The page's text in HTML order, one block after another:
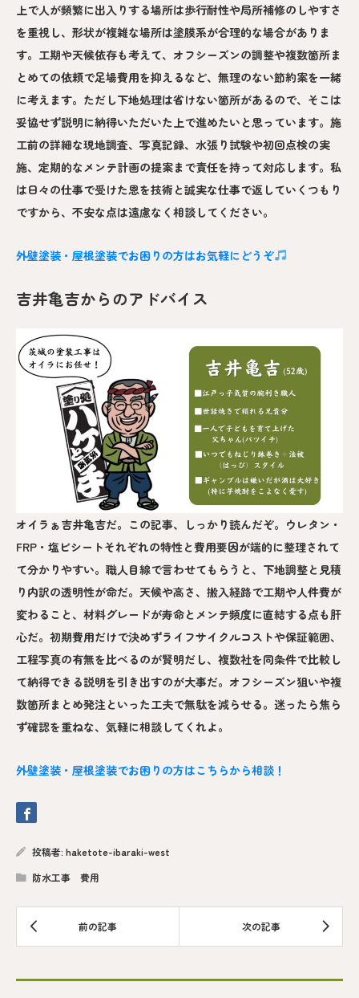
上で人が頻繁に出入りする場所は歩行耐性や局所補修のしやすさ
を重視し、形状が複雑な場所は塗膜系が合理的な場合がありま
す。工期や天候依存も考えて、オフシーズンの調整や複数箇所ま
とめての依頼で足場費用を抑えるなど、無理のない節約案を一緒
に考えます。ただし下地処理は省けない箇所があるので、そこは
妥協せず説明に納得いただいた上で進めたいと思っています。施
工前の詳細な現地調査、写真記録、水張り試験や初回点検の実
施、定期的なメンテ計画の提案まで責任を持って対応します。私
は日々の仕事で受けた恩を技術と誠実な仕事で返していくつもり
ですから、不安な点は遠慮なく相談してください。
外壁塗装・屋根塗装でお困りの方はお気軽にどうぞ
吉井亀吉からのアドバイス
オイラぁ吉井亀吉だ。この記事、しっかり読んだぞ。ウレタン・
FRP・塩ビシートそれぞれの特性と費用要因が端的に整理されて
て分かりやすい。職人目線で言わせてもらうと、下地調整と見積
り内訳の透明性が命だ。天候や高さ、搬入経路で工期や人件費が
変わること、材料グレードが寿命とメンテ頻度に直結する点も肝
心だ。初期費用だけで決めずライフサイクルコストや保証範囲、
工程写真の有無を比べるのが賢明だし、複数社を同条件で比較し
て納得できる説明を引き出すのが大事だ。オフシーズン狙いや複
数箇所まとめ発注といった工夫で無駄を減らせる。迷ったら焦ら
ず確認を重ねな、気軽に相談してくれよ。
外壁塗装・屋根塗装でお困りの方はこちらから相談！
投稿者: haketote-ibaraki-west
防水工事 費用